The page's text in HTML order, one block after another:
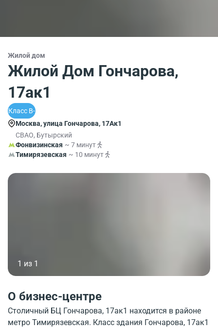
Жилой дом
Жилой Дом Гончарова,
17ак1
Класс B-
Москва, улица Гончарова, 17Ак1
СВАО, Бутырский
Фонвизинская ~ 7 минут
Тимирязевская ~ 10 минут
1 из 1
О бизнес-центре
Столичный БЦ Гончарова, 17ак1 находится в районе
метро Тимирязевская. Класс здания Гончарова, 17ак1